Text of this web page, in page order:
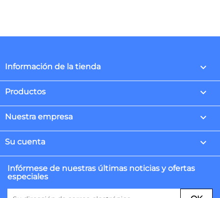
Información de la tienda keyboard_arrow_down
Productos 
Nuestra empresa 
Su cuenta 
Infórmese de nuestras últimas noticias y ofertas
especiales